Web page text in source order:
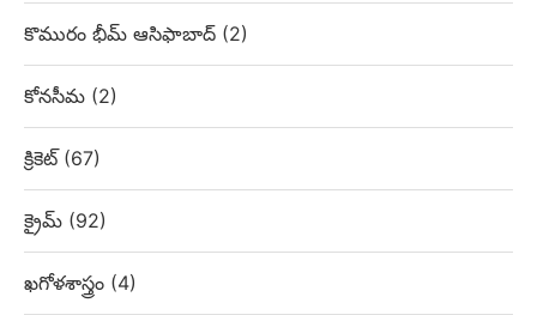
కొమురం భీమ్ ఆసిఫాబాద్ (2)
కోనసీమ (2)
క్రికెట్ (67)
క్రైమ్ (92)
ఖగోళశాస్త్రం (4)